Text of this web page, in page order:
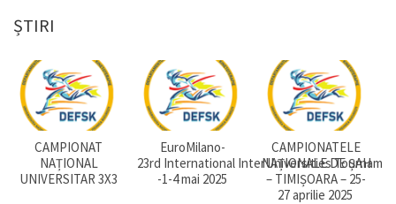
ȘTIRI
CAMPIONAT
NAȚIONAL
UNIVERSITAR 3X3
EuroMilano-
23rd International InterUniversities
-1-4 mai 2025
CAMPIONATELE
NAȚIONALE DE ȘAH
– TIMIȘOARA – 25-
27 aprilie 2025